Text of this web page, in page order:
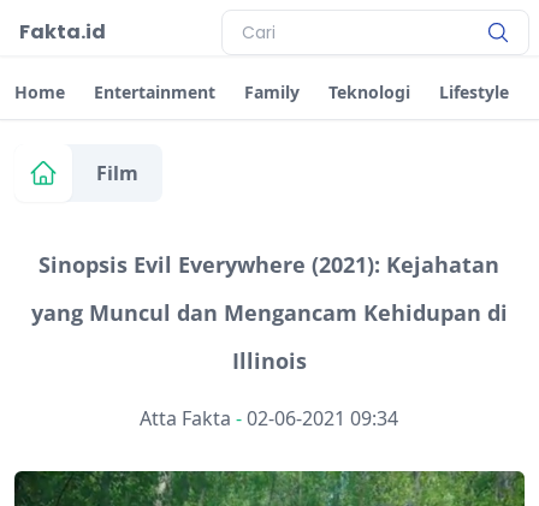
Fakta.id
Home Entertainment Family Teknologi Lifestyle
Film
Sinopsis Evil Everywhere (2021): Kejahatan
yang Muncul dan Mengancam Kehidupan di
Illinois
Atta Fakta -02-06-2021 09:34